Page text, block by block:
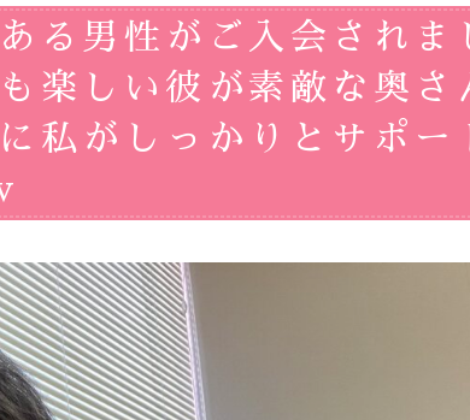
る男性がご入会されま
楽しい彼が素敵な奥さ
私がしっかりとサポー